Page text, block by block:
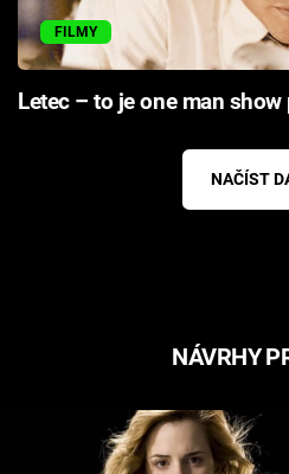
FILMY
Letec – to je one man
NAČÍST
NÁVRHY